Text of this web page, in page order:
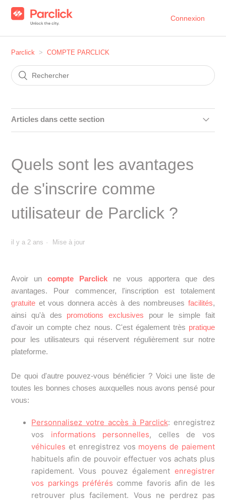
Connexion
Parclick COMPTE PARCLICK
Articles dans cette section
Comment se connecter à mon compte utilisateur Parclick
?
J'ai oublié mon mot de passe ou je veux le changer, que
Comment puis-je voir mes réservations Parclick dans
mon compte utilisateur ?
Quelles informations puis-je ajouter et/ou modifier
concernant mon utilisateur Parclick ?
Comment puis-je laisser un commentaire sur mon
Comment puis-je me déconnecter de mon compte
Parclick ?
Je ne veux plus recevoir de messages de Parclick à mon
adresse électronique. Que dois-je faire ?
Comment puis-je me désinscrire de Parclick ?
Quels sont les avantages
de s'inscrire comme
utilisateur de Parclick ?
il y a 2 ans Mise à jour
Avoir uncompte Parclick ne vous apportera que des
avantages. Pour commencer, l'inscription est totalement
gratuite et vous donnera accès à des nombreuses facilités,
ainsi qu'à des promotions exclusives pour le simple fait
d'avoir un compte chez nous. C'est également très pratique
pour les utilisateurs qui réservent régulièrement sur notre
plateforme.
De quoi d'autre pouvez-vous bénéficier ? Voici une liste de
toutes les bonnes choses auxquelles nous avons pensé pour
vous:
Personnalisez votre accès à Parclick: enregistrez
vos informations personnelles, celles de vos
véhicules et enregistrez vos moyens de paiement
habituels afin de pouvoir effectuer vos achats plus
rapidement. Vous pouvez également enregistrer
vos parkings préférés comme favoris afin de les
retrouver plus facilement. Vous ne perdrez pas